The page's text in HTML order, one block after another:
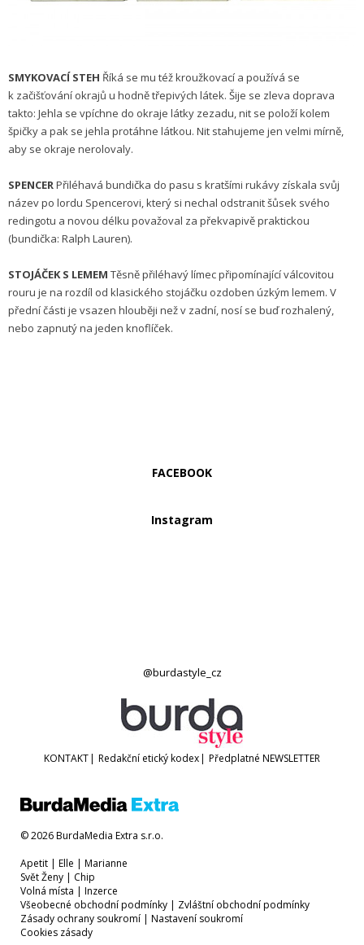
SMYKOVACÍ STEH Říká se mu též kroužkovací a používá se
k začišťování okrajů u hodně třepivých látek. Šije se zleva doprava
takto: Jehla se vpíchne do okraje látky zezadu, nit se položí kolem
špičky a pak se jehla protáhne látkou. Nit stahujeme jen velmi mírně,
aby se okraje nerolovaly.
SPENCERPřiléhavá bundička do pasu s kratšími rukávy získala svůj
název po lordu Spencerovi, který si nechal odstranit šůsek svého
redingotu a novou délku považoval za překvapivě praktickou
(bundička: Ralph Lauren).
STOJÁČEK S LEMEM Těsně přiléhavý límec připomínající válcovitou
rouru je na rozdíl od klasického stojáčku ozdoben úzkým lemem. V
přední části je vsazen hlouběji než v zadní, nosí se buď rozhalený,
nebo zapnutý na jeden knoflíček.
FACEBOOK
Instagram
@burdastyle_cz
KONTAKT| Redakční etický kodex| Předplatné NEWSLETTER
© 2026 BurdaMedia Extra s.r.o.
Apetit | Elle | Marianne
Svět Ženy | Chip
Volná místa | Inzerce
Všeobecné obchodní podmínky | Zvláštní obchodní podmínky
Zásady ochrany soukromí | Nastavení soukromí
Cookies zásady